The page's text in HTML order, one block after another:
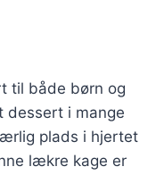
til både børn og
dessert i mange
plads i hjertet
lækre kage er